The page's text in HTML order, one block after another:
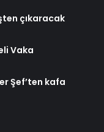
çıkaracak
Vaka
Şef’ten kafa